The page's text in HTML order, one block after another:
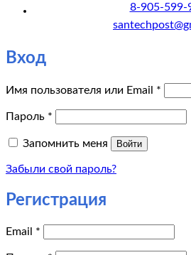
8-905-599-
Вход
Имя пользователя или Email *
Пароль *
Запомнить меня Войти
Забыли свой пароль?
Регистрация
Email *